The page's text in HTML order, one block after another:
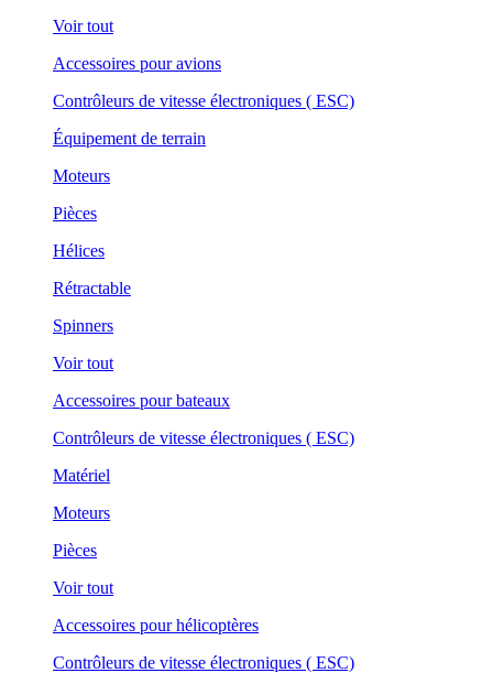
Voir tout
Accessoires pour avions
Contrôleurs de vitesse électroniques ( ESC)
Équipement de terrain
Moteurs
Pièces
Hélices
Rétractable
Spinners
Voir tout
Accessoires pour bateaux
Contrôleurs de vitesse électroniques ( ESC)
Matériel
Moteurs
Pièces
Voir tout
Accessoires pour hélicoptères
Contrôleurs de vitesse électroniques ( ESC)